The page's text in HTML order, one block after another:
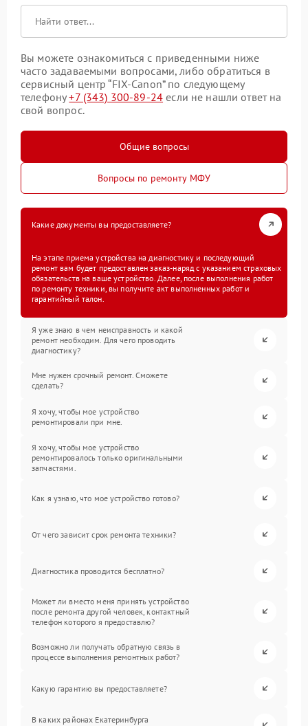
Вы можете ознакомиться с приведенными ниже
часто задаваемыми вопросами, либо обратиться в
сервисный центр “FIX-Canon” по следующему
телефону+7 (343) 300-89-24 если не нашли ответ на
свой вопрос.
Общие вопросы
Вопросы по ремонту МФУ
Какие документы вы предоставляете?
На этапе приема устройства на диагностику и последующий
ремонт вам будет предоставлен заказ-наряд с указанием страховых
обязательств на ваше устройство. Далее, после выполнения работ
по ремонту техники, вы получите акт выполненных работ и
гарантийный талон.
Я уже знаю в чем неисправность и какой
ремонт необходим. Для чего проводить
диагностику?
Мне нужен срочный ремонт. Сможете
сделать?
Я хочу, чтобы мое устройство
ремонтировали при мне.
Я хочу, чтобы мое устройство
ремонтировалось только оригинальными
запчастями.
Как я узнаю, что мое устройство готово?
От чего зависит срок ремонта техники?
Диагностика проводится бесплатно?
Может ли вместо меня принять устройство
после ремонта другой человек, контактный
телефон которого я предоставлю?
Возможно ли получать обратную связь в
процессе выполнения ремонтных работ?
Какую гарантию вы предоставляете?
В каких районах Екатеринбурга